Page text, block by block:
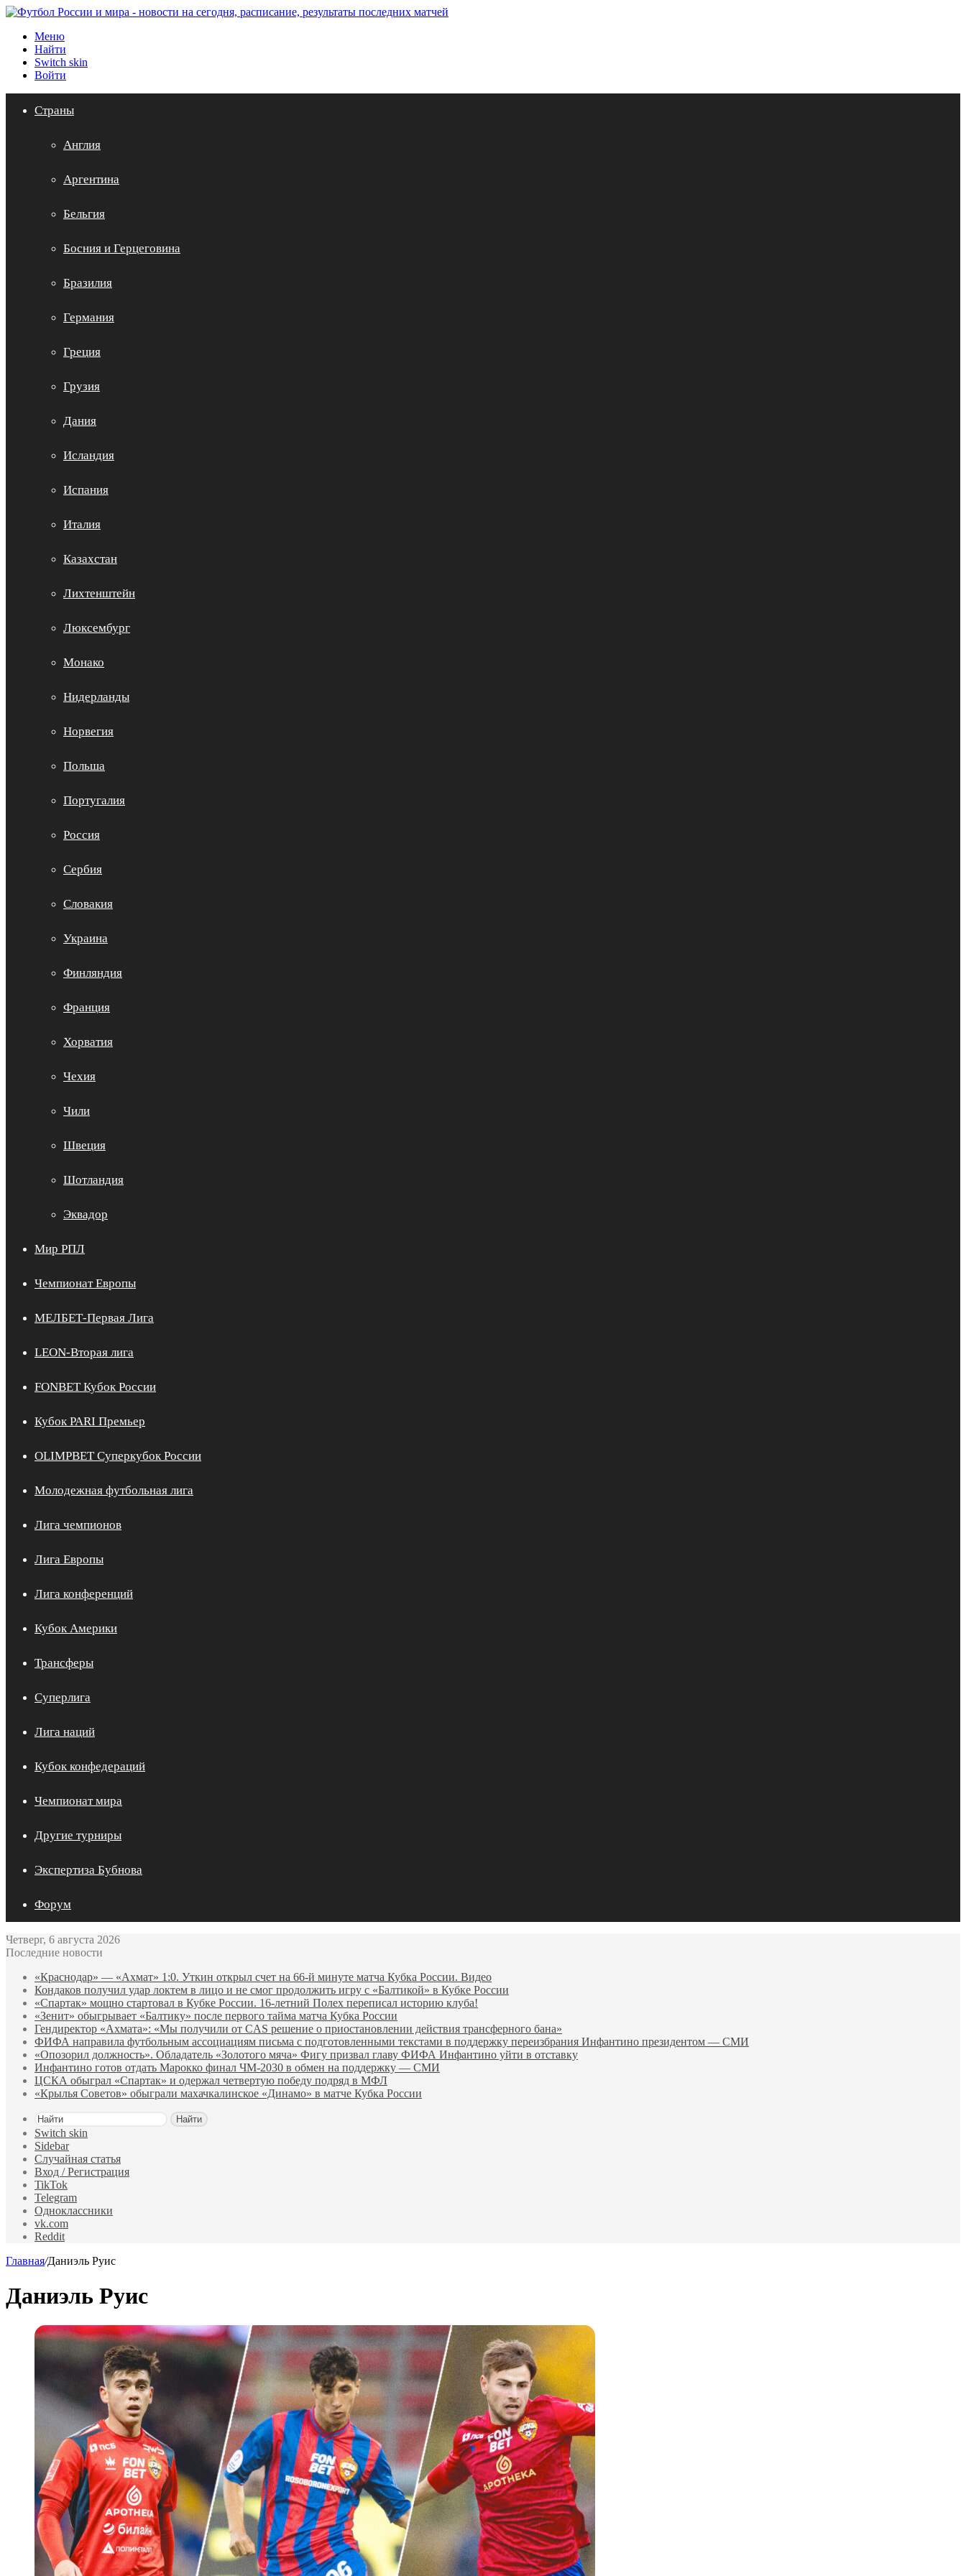
Меню
Найти
Switch skin
Войти
Страны
Англия
Аргентина
Бельгия
Босния и Герцеговина
Бразилия
Германия
Греция
Грузия
Дания
Исландия
Испания
Италия
Казахстан
Лихтенштейн
Люксембург
Монако
Нидерланды
Норвегия
Польша
Португалия
Россия
Сербия
Словакия
Украина
Финляндия
Франция
Хорватия
Чехия
Чили
Швеция
Шотландия
Эквадор
Мир РПЛ
Чемпионат Европы
МЕЛБЕТ-Первая Лига
LEON-Вторая лига
FONBET Кубок России
Кубок PARI Премьер
OLIMPBET Суперкубок России
Молодежная футбольная лига
Лига чемпионов
Лига Европы
Лига конференций
Кубок Америки
Трансферы
Суперлига
Лига наций
Кубок конфедераций
Чемпионат мира
Другие турниры
Экспертиза Бубнова
Форум
Четверг, 6 августа 2026
Последние новости
«Краснодар» — «Ахмат» 1:0. Уткин открыл счет на 66‑й минуте матча Кубка России. Видео
Кондаков получил удар локтем в лицо и не смог продолжить игру с «Балтикой» в Кубке России
«Спартак» мощно стартовал в Кубке России. 16-летний Полех переписал историю клуба!
«Зенит» обыгрывает «Балтику» после первого тайма матча Кубка России
Гендиректор «Ахмата»: «Мы получили от CAS решение о приостановлении действия трансферного бана»
ФИФА направила футбольным ассоциациям письма с подготовленными текстами в поддержку переизбрания Инфантино президентом — СМИ
«Опозорил должность». Обладатель «Золотого мяча» Фигу призвал главу ФИФА Инфантино уйти в отставку
Инфантино готов отдать Марокко финал ЧМ‑2030 в обмен на поддержку — СМИ
ЦСКА обыграл «Спартак» и одержал четвертую победу подряд в МФЛ
«Крылья Советов» обыграли махачкалинское «Динамо» в матче Кубка России
Найти
Switch skin
Sidebar
Случайная статья
Вход / Регистрация
TikTok
Telegram
Одноклассники
vk.com
Reddit
Главная/Даниэль Руис
Даниэль Руис